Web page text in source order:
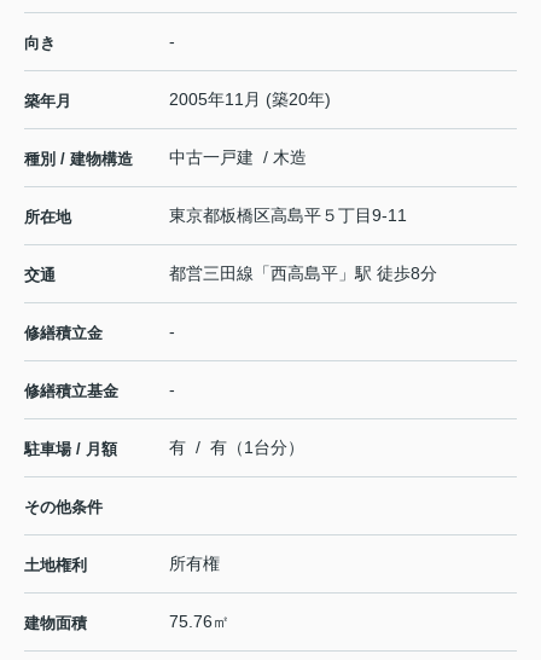
向き -
築年月 2005年11月 (築20年)
種別 / 建物構造 中古一戸建 / 木造
所在地 東京都板橋区高島平５丁目9-11
交通 都営三田線 「西高島平 」駅 徒歩8分
修繕積立金 -
修繕積立基金 -
駐車場 / 月額 有 / 有（1台分）
その他条件
土地権利 所有権
建物面積 75.76㎡